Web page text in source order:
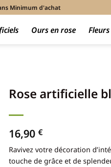
Minimum d'achat
Ours en rose
Rose artificielle
16,90 €
Ravivez votre décoration
touche de grâce et de